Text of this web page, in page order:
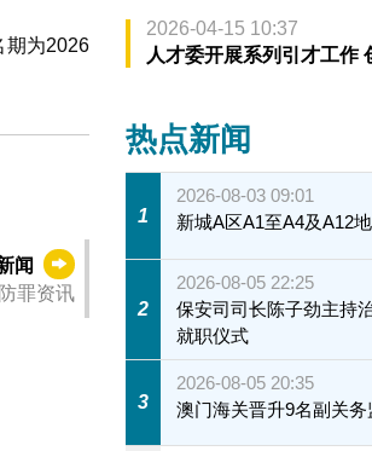
期为2026
闻
罪资讯
2026-04-15 10:37
人才委开展系列引才工作
热点新闻
1
2026-08-03 09:01
新城A区A1至A4及A12
2
2026-08-05 22:25
保安司司长陈子劲主持
就职仪式
3
2026-08-05 20:35
澳门海关晋升9名副关务